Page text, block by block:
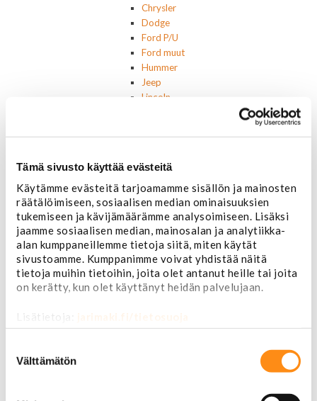
Tämä sivusto käyttää evästeitä
Käytämme evästeitä tarjoamamme sisällön ja mainosten
räätälöimiseen, sosiaalisen median ominaisuuksien
tukemiseen ja kävijämäärämme analysoimiseen. Lisäksi
jaamme sosiaalisen median, mainosalan ja analytiikka-
alan kumppaneillemme tietoja siitä, miten käytät
sivustoamme. Kumppanimme voivat yhdistää näitä
tietoja muihin tietoihin, joita olet antanut heille tai joita
on kerätty, kun olet käyttänyt heidän palvelujaan.
Lisätietoja: jarimaki.fi/tietosuoja
valinta
Välttämätön
Chrysler
Dodge
Ford P/U
Ford muut
Hummer
Jeep
Lincoln
Polttimot
Sähköosat
Akut
Lasinnostin- ja keskuslukon moottorit
Laturit ja laturin osat
Laturit
Laturin osat
Lämmitys ja ilmastointi
Etuvastukset